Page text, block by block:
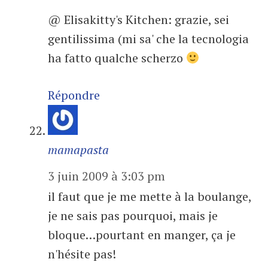
@ Elisakitty's Kitchen: grazie, sei
gentilissima (mi sa' che la tecnologia
ha fatto qualche scherzo
Répondre
mamapasta
3 juin 2009 à 3:03 pm
il faut que je me mette à la boulange,
je ne sais pas pourquoi, mais je
bloque…pourtant en manger, ça je
n'hésite pas!